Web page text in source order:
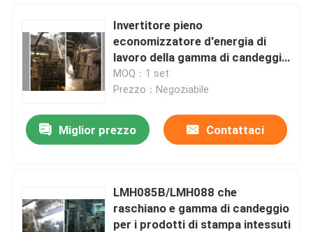
Invertitore pieno
economizzatore d'energia di
lavoro della gamma di candeggio
e di raschiatura controllato
MOQ：1 set
Prezzo：Negoziabile
Miglior prezzo Contattaci
LMH085B/LMH088 che
raschiano e gamma di candeggio
per i prodotti di stampa intessuti